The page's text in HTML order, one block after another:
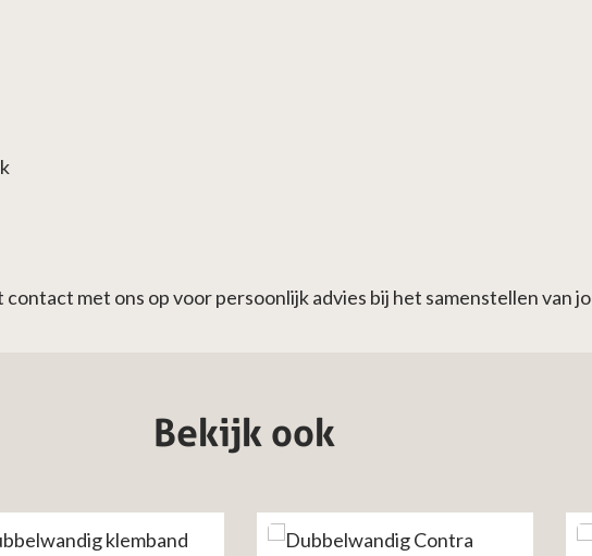
met ons op voor persoonlijk advies bij het samenstellen van
Bekijk ook